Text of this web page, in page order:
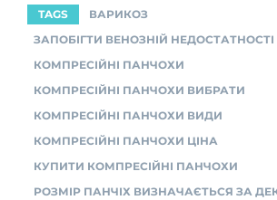
TAGS
ВАРИКОЗ
ЗАПОБІГТИ ВЕНОЗНІЙ НЕДОСТАТНОСТІ
КОМПРЕСІЙНІ ПАНЧОХИ
КОМПРЕСІЙНІ ПАНЧОХИ ВИБРАТИ
КОМПРЕСІЙНІ ПАНЧОХИ ВИДИ
КОМПРЕСІЙНІ ПАНЧОХИ ЦІНА
КУПИТИ КОМПРЕСІЙНІ ПАНЧОХИ
РОЗМІР ПАНЧІХ ВИЗНАЧАЄТЬСЯ ЗА